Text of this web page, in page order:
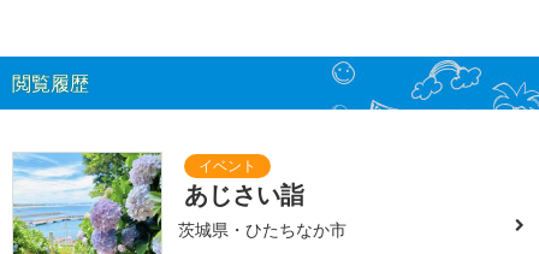
閲覧履歴
あじさい詣
茨城県・ひたちなか市